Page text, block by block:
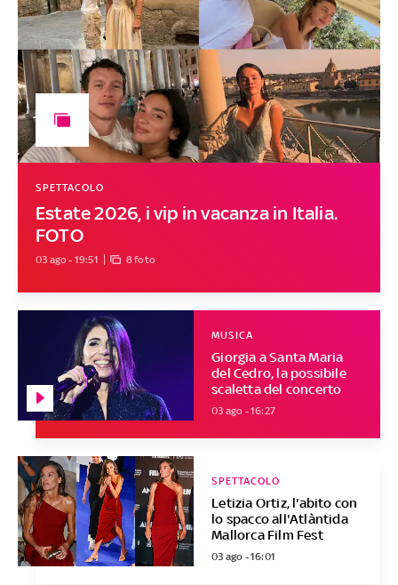
Estate 2026, i vip in vacanza in Italia.
FOTO
SPETTACOLO
03 ago - 19:51 8 foto
Giorgia a Santa Maria
del Cedro, la possibile
scaletta del concerto
MUSICA
03 ago - 16:27
Letizia Ortiz, l'abito con
lo spacco all'Atlàntida
Mallorca Film Fest
SPETTACOLO
03 ago - 16:01